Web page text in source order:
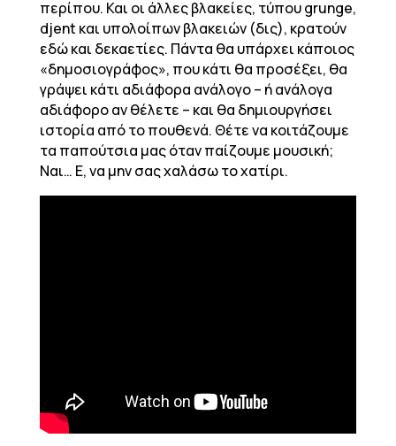
περίπου. Και οι άλλες βλακείες, τύπου grunge,
djent και υπολοίπων βλακειών (δις), κρατούν
εδώ και δεκαετίες. Πάντα θα υπάρχει κάποιος
«δημοσιογράφος», που κάτι θα προσέξει, θα
γράψει κάτι αδιάφορα ανάλογο – ή ανάλογα
αδιάφορο αν θέλετε – και θα δημιουργήσει
ιστορία από το πουθενά. Θέτε να κοιτάζουμε
τα παπούτσια μας όταν παίζουμε μουσική;
Ναι… Ε, να μην σας χαλάσω το χατίρι.